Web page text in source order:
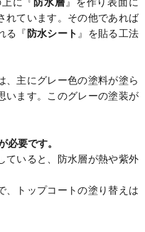
れています。その他であれば
る『 防水シート 』を貼る工法
、主にグレー色の塗料が塗ら
います。このグレーの塗装が
必要です。
ていると、防水層が熱や紫外
、トップコートの塗り替えは